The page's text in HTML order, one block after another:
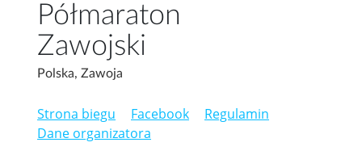
Półmaraton
Zawojski
Polska, Zawoja
Strona biegu Facebook
Regulamin
Dane organizatora